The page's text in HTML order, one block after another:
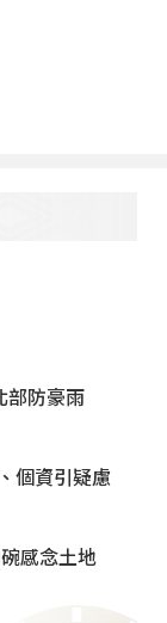
部防豪雨
個資引疑慮
感念土地